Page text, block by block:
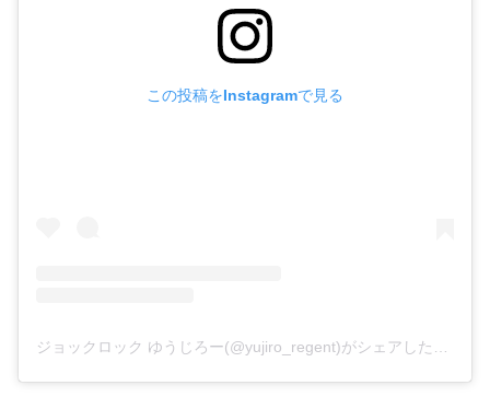
この投稿をInstagramで見る